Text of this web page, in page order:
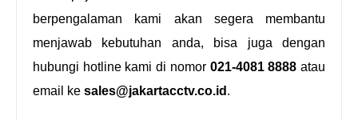
berpengalaman kami akan segera membantu
menjawab kebutuhan anda, bisa juga dengan
hubungi hotline kami di nomor 021-4081 8888 atau
email ke sales@jakartacctv.co.id .